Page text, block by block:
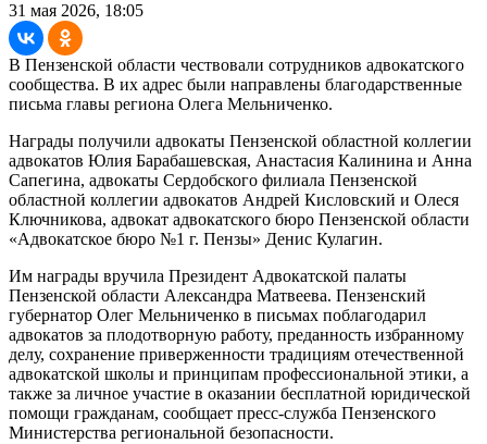
31 мая 2026, 18:05
В Пензенской области чествовали сотрудников адвокатского
сообщества. В их адрес были направлены благодарственные
письма главы региона Олега Мельниченко.
Награды получили адвокаты Пензенской областной коллегии
адвокатов Юлия Барабашевская, Анастасия Калинина и Анна
Сапегина, адвокаты Сердобского филиала Пензенской
областной коллегии адвокатов Андрей Кисловский и Олеся
Ключникова, адвокат адвокатского бюро Пензенской области
«Адвокатское бюро №1 г. Пензы» Денис Кулагин.
Им награды вручила Президент Адвокатской палаты
Пензенской области Александра Матвеева. Пензенский
губернатор Олег Мельниченко в письмах поблагодарил
адвокатов за плодотворную работу, преданность избранному
делу, сохранение приверженности традициям отечественной
адвокатской школы и принципам профессиональной этики, а
также за личное участие в оказании бесплатной юридической
помощи гражданам, сообщает пресс-служба Пензенского
Министерства региональной безопасности.